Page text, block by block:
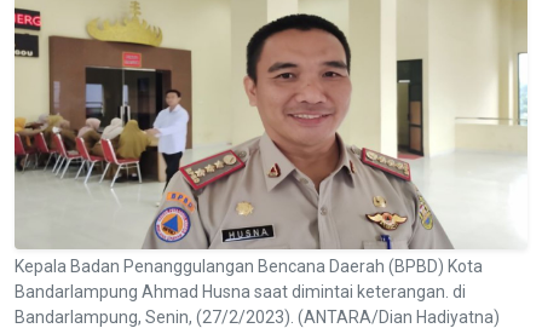
Kepala Badan Penanggulangan Bencana Daerah (BPBD) Kota
Bandarlampung Ahmad Husna saat dimintai keterangan. di
Bandarlampung, Senin, (27/2/2023). (ANTARA/Dian Hadiyatna)